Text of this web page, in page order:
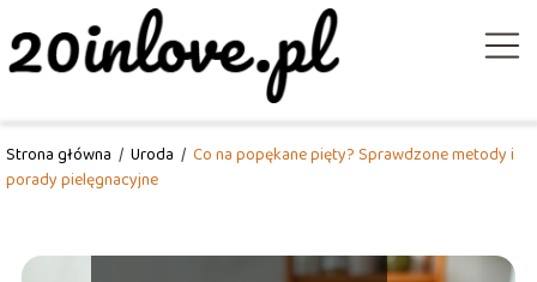
Strona główna / Uroda / Co na popękane pięty? Sprawdzone metody i
porady pielęgnacyjne